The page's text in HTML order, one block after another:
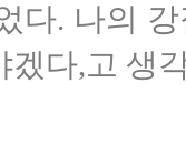
다. 나의
겠다,고 생